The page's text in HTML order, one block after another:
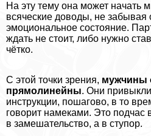
На эту тему она может начать
всяческие доводы, не забывая
эмоциональное состояние.
ждать не стоит, либо нужно
чётко.
С этой точки зрения, мужчины
прямолинейны. Они
инструкции, пошагово, в то
говорит намеками. Это подчас
в замешательство, а в ступор.